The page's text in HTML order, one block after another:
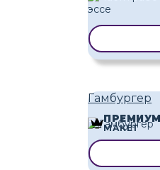
Гамбургер
ПРЕМИУМ
МАКЕТ